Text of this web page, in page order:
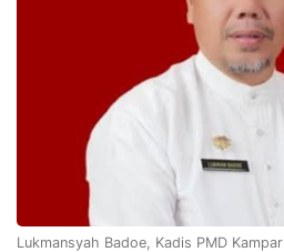
Lukmansyah Badoe, Kadis PMD Kampar